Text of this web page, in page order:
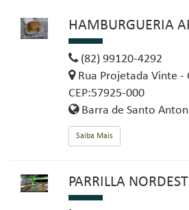
HAMBURGUERIA
(82) 99120-4292
Rua Projetada Vinte -
CEP:57925-000
Barra de Santo
Saiba Mais
PARRILLA